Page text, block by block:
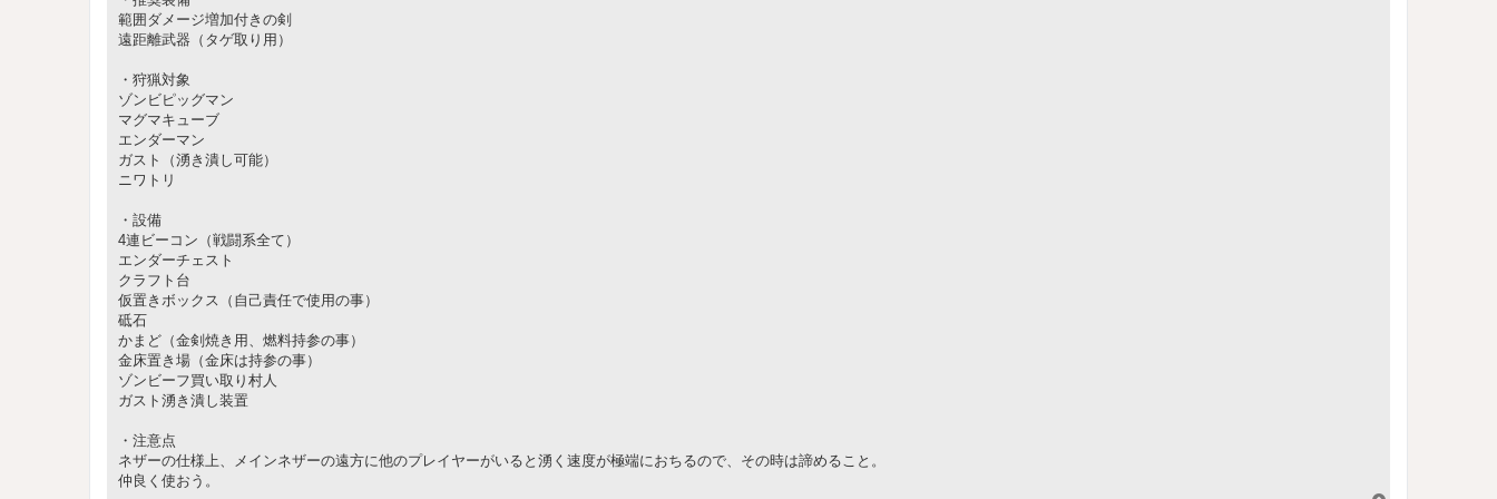
範囲ダメージ増加付きの剣
遠距離武器（タゲ取り用）
・狩猟対象
ゾンビピッグマン
マグマキューブ
エンダーマン
ガスト（湧き潰し可能）
ニワトリ
・設備
4連ビーコン（戦闘系全て）
エンダーチェスト
クラフト台
仮置きボックス（自己責任で使用の事）
砥石
かまど（金剣焼き用、燃料持参の事）
金床置き場（金床は持参の事）
ゾンビーフ買い取り村人
ガスト湧き潰し装置
・注意点
ネザーの仕様上、メインネザーの遠方に他のプレイヤーがいると湧く速度が極端におちるので、その時は諦めること。
仲良く使おう。